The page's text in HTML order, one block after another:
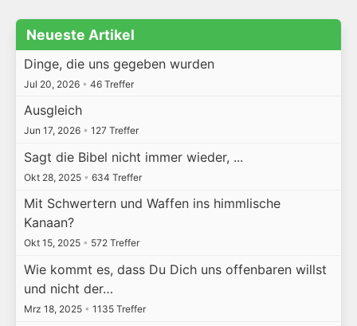
Neueste Artikel
Dinge, die uns gegeben wurden
Jul 20, 2026 • 46 Treffer
Ausgleich
Jun 17, 2026 • 127 Treffer
Sagt die Bibel nicht immer wieder, ...
Okt 28, 2025 • 634 Treffer
Mit Schwertern und Waffen ins himmlische
Kanaan?
Okt 15, 2025 • 572 Treffer
Wie kommt es, dass Du Dich uns offenbaren willst
und nicht der…
Mrz 18, 2025 • 1135 Treffer